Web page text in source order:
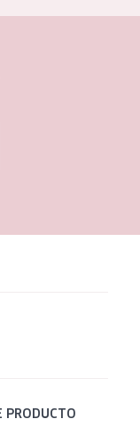
PRODUCTO